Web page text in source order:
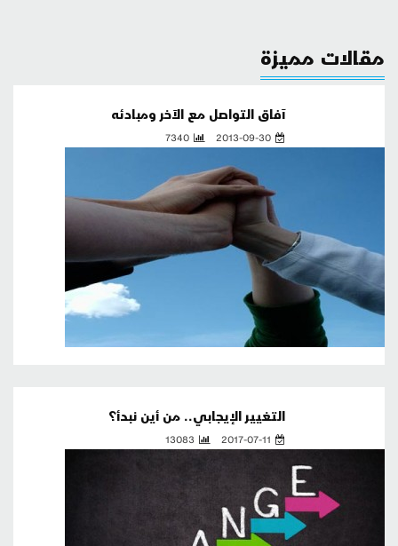
مقالات مميزة
آفاق التواصل مع الآخر ومبادئه
2013-09-30
7340
التغيير الإيجابي.. من أين نبدأ؟
2017-07-11
13083